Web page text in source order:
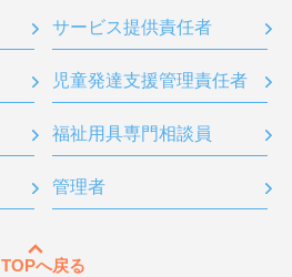
サービス提供責任者
児童発達支援管理責任者
福祉用具専門相談員
管理者
TOPへ戻る